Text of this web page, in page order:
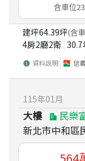
含車位
建坪64.39坪(含
4房2廳2衛 30.7
資料說明 信
115年01 月
大樓
民樂
新北市中和區